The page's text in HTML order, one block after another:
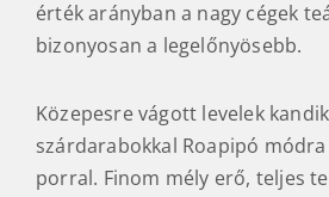
megőrzését irányozza elő. A
magát 128 tag összesen 4000
Andresito márkanév alatt ennyit
A szövetkezet egyben